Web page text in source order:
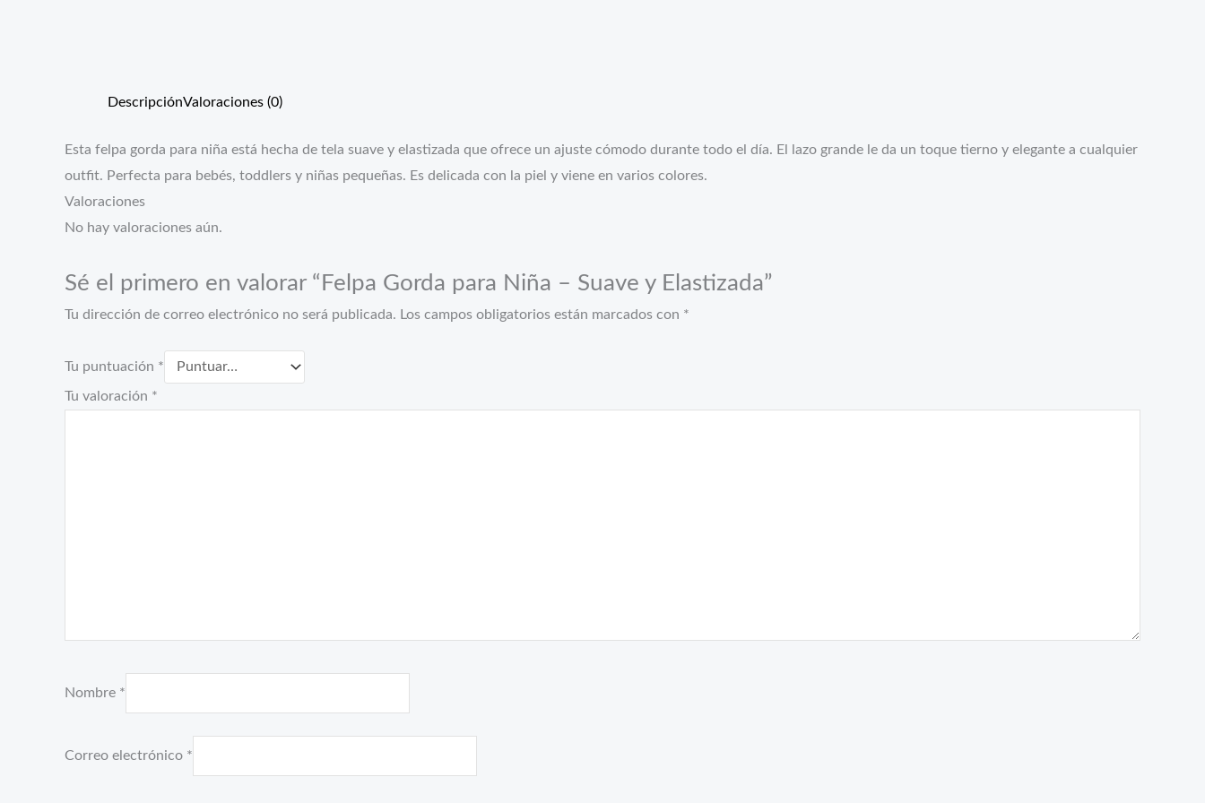
DescripciónValoraciones (0)
Esta felpa gorda para niña está hecha de tela suave y elastizada que ofrece un ajuste cómodo durante todo el día. El lazo grande le da un toque tierno y elegante a cualquier
outfit. Perfecta para bebés, toddlers y niñas pequeñas. Es delicada con la piel y viene en varios colores.
Valoraciones
No hay valoraciones aún.
Sé el primero en valorar “Felpa Gorda para Niña – Suave y Elastizada”
Tu dirección de correo electrónico no será publicada. Los campos obligatorios están marcados con *
Tu puntuación *
Tu valoración *
Nombre *
Correo electrónico *